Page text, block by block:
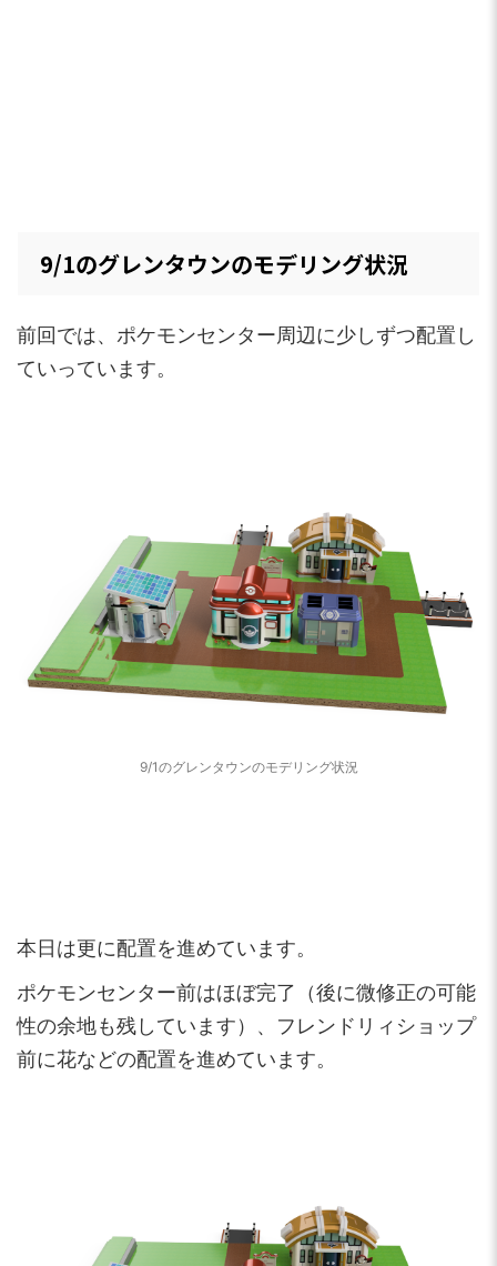
9/1のグレンタウンのモデリング状況
前回では、ポケモンセンター周辺に少しずつ配置し
ていっています。
9/1のグレンタウンのモデリング状況
本日は更に配置を進めています。
ポケモンセンター前はほぼ完了（後に微修正の可能
性の余地も残しています）、フレンドリィショップ
前に花などの配置を進めています。